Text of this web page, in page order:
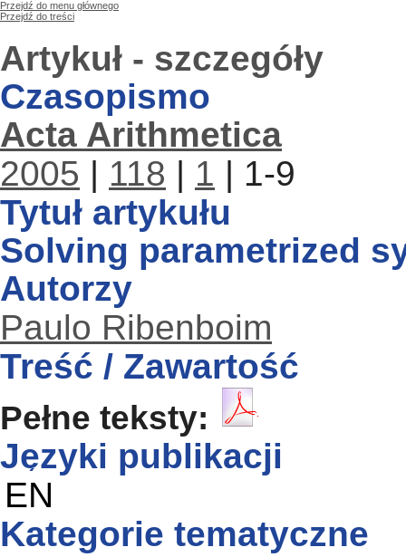
Przejdź do menu głównego
Przejdź do treści
Artykuł - szczegóły
Czasopismo
Acta Arithmetica
2005 | 118 | 1 | 1-9
Tytuł artykułu
Solving parametrized
Autorzy
Paulo Ribenboim
Treść / Zawartość
Pełne teksty:
Języki publikacji
EN
Kategorie tematyczne